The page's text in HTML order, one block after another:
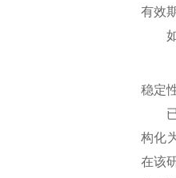
有效
稳定
构化
在该